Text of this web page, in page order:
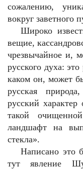
сожалению,
вокруг заветного
Широко
вещие,
чрезвычайное и,
русского духа:
каком он, может
русская
русский
такой
ландшафт на
стекла».
Написано это
тут явление